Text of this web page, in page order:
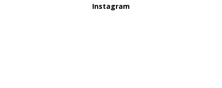
Instagram